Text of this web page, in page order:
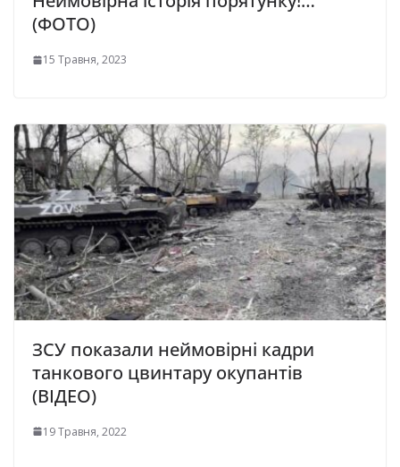
(ФОТО)
15 Травня, 2023
ЗСУ показали неймовірні кадри
танкового цвинтару окупантів
(ВІДЕО)
19 Травня, 2022